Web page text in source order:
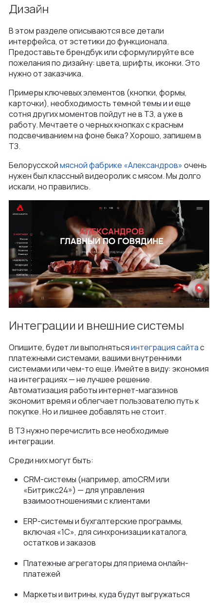
Дизайн
В этом разделе описываются все детали
интерфейса, от эстетики до функционала.
Предоставьте брендбук или сформулируйте все
пожелания по дизайну: цвета, шрифты, иконки. Это
нужно от заказчика.
Примеры ключевых элементов (кнопки, формы,
карточки), необходимость темной темы и и еще
сотня других моментов пойдут не в ТЗ, а уже в
работу. Мечтаете о черных кнопках с красным
подсвечиванием на фоне быка? Хорошо, запишем в
ТЗ.
Белорусскоймясной фабрике «Александров»очень
нужен был классный видеоролик с мясом. Мы долго
искали, но правились.
Интеграции и внешние системы
Опишите, будет ли выполнятьсяинтеграция сайтас
платежными системами, вашими внутренними
системами или чем-то еще. Имейте в виду: экономия
на интеграциях — не лучшее решение.
Автоматизация работы интернет-магазинов
экономит время и облегчает пользователю путь к
покупке. Но и лишнее добавлять не стоит.
В ТЗ нужно перечислить все необходимые
интеграции.
Среди них могут быть:
CRM-системы (например, amoCRM или
«Битрикс24») — для управления
взаимоотношениями с клиентами
ERP-системы и бухгалтерские программы,
включая «1С», для синхронизации каталога,
остатков и заказов
Платежные агрегаторы для приема онлайн-
платежей
Маркеты и витрины, куда будут выгружаться